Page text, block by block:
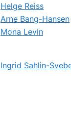
Helge Reiss
Arne Bang-Hansen
Mona Levin
Ingrid Sahlin-